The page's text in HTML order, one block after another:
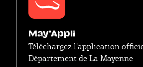
May'Appli
Téléchargez l'application
Département de La Mayenne